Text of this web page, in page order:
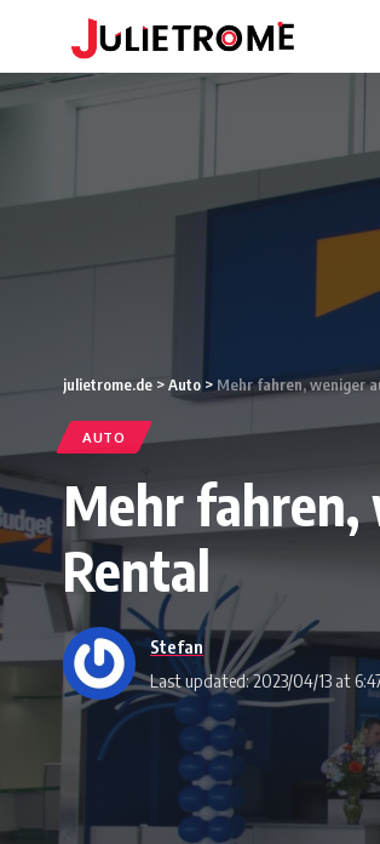
julietrome.de >Auto > Mehr fahren, weniger
AUTO
Mehr fahren,
Rental
Last updated: 2023/04/13 at
Stefan